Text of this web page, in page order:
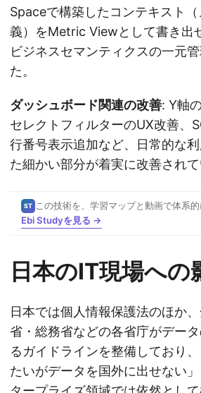
Spaceで構築したコンテキスト
義）をMetric Viewとして書き出
ビジネスセマンティクスの一元
た。
ダッシュボード関連の改善: Y軸
セレクトフィルターのUX改善、
行番号表示追加など、日常的な
た細かい部分が着実に改善されて
ST この技術を、学習マップと動画で体系
Ebi Studyを見る →
日本のIT現場への
日本では個人情報保護法のほか
省・総務省などの各省庁がデー
るガイドラインを整備しており
たいがデータを国外に出せない